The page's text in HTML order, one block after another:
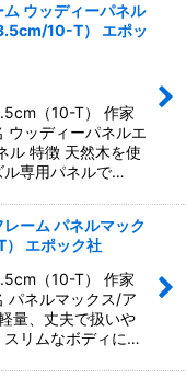
ウッディーパネル
10-T） エポッ
（10-T） 作家
ウッディーパネルエ
ル 特徴 天然木を使
ル専用パネルで…
ーム パネルマック
エポック社
（10-T） 作家
パネルマックス/ア
量、丈夫で扱いや
スリムなボディに…